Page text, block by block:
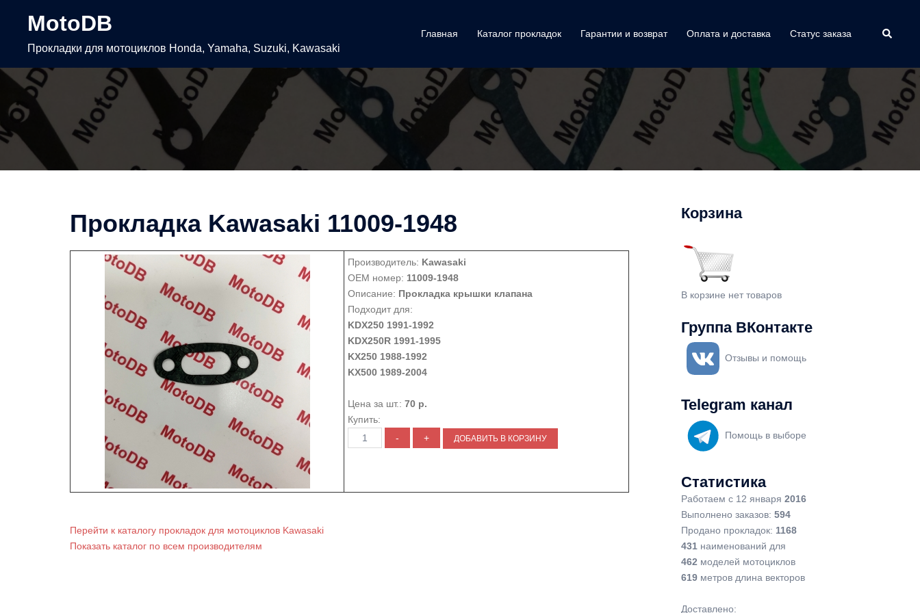
MotoDB
Прокладки для мотоциклов Honda, Yamaha, Suzuki, Kawasaki
Главная Каталог прокладок Гарантии и возврат Оплата и доставка Статус заказа Поиск
Прокладка Kawasaki 11009-1948
Производитель: Kawasaki
OEM номер: 11009-1948
Описание: Прокладка крышки клапана
Подходит для:
KDX250 1991-1992
KDX250R 1991-1995
KX250 1988-1992
KX500 1989-2004
Цена за шт.: 70 р.
Купить:
Перейти к каталогу прокладок для мотоциклов Kawasaki
Показать каталог по всем производителям
Корзина
В корзине нет товаров
Группа ВКонтакте
Отзывы и помощь
Telegram канал
Помощь в выборе
Статистика
Работаем с 12 января 2016
Выполнено заказов: 594
Продано прокладок: 1168
431 наименований для
462 моделей мотоциклов
619метров длина векторов
Доставлено: